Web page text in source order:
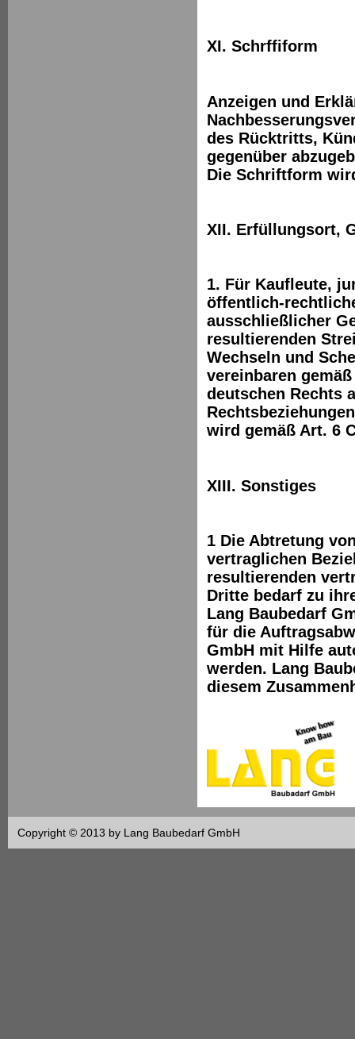
XI. Schrffiform
Anzeigen und
des Rücktritts,
gegenüber
Die Schriftform
XII. Erfüllungsort,
1. Für Kaufleute,
öffentlich-
ausschließlicher
resultierenden
Wechseln und
vereinbaren
deutschen Rechts
wird gemäß Art. 6
XIII. Sonstiges
1 Die Abtretung
vertraglichen
resultierenden
Dritte bedarf zu
Lang Baubedarf
für die
GmbH mit Hilfe
werden. Lang
diesem
Copyright © 2013 by Lang Baubedarf GmbH